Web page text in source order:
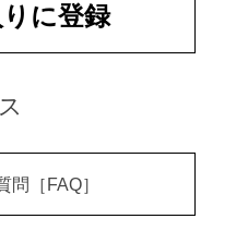
に登録
問［FAQ］